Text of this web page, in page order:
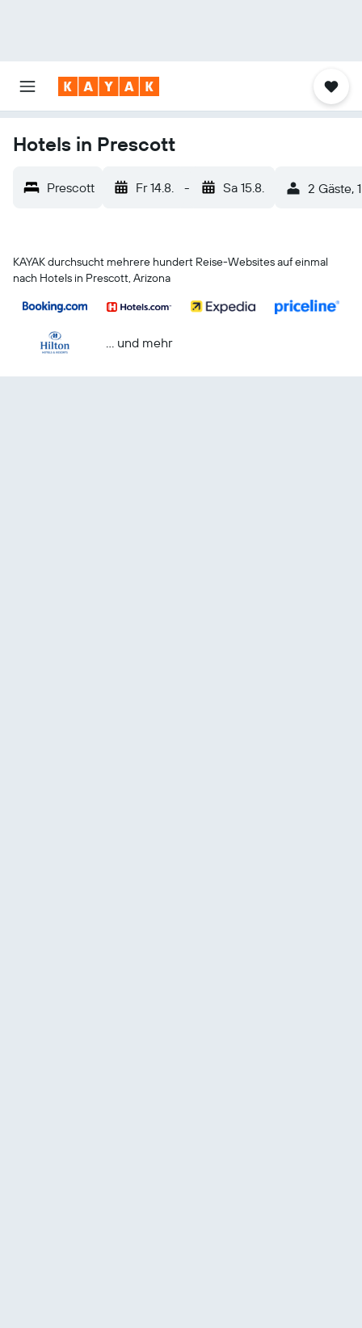
Hotels in Prescott
Prescott Fr 14.8. - Sa 15.8. 2 Gäste,
KAYAK durchsucht mehrere hundert Reise-Websites auf einmal
nach Hotels in Prescott, Arizona
… und mehr